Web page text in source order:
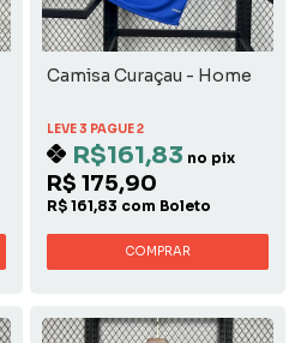
Camisa Curaçau - Home
LEVE 3 PAGUE 2
R$161,83 no pix
R$ 175,90
R$ 161,83 com Boleto
COMPRAR